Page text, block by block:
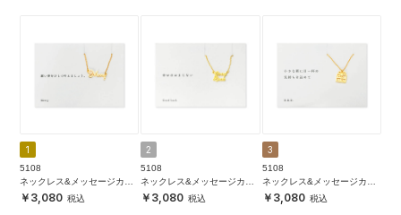
1
5108
ネックレス&メッセージカー
ド 3,080
2
5108
ネックレス&メッセージカー
ド 3,080
3
5108
ネックレス&メッセージカー
ド 3,080